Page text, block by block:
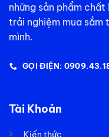
những sản phẩm
trải nghiệm mua sắm
mình.
GỌI ĐIỆN:
Tài Khoản
Kiến thức